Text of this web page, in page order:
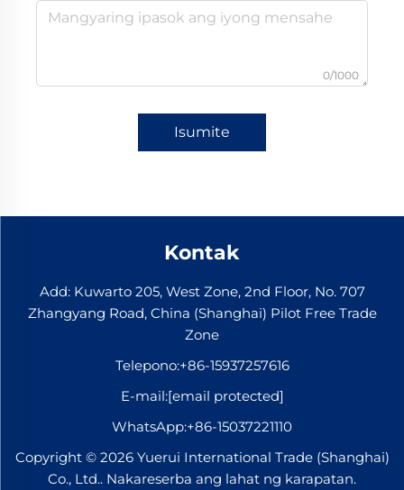
0/1000
Isumite
Kontak
Add: Kuwarto 205, West Zone, 2nd Floor, No. 707
Zhangyang Road, China (Shanghai) Pilot Free Trade
Zone
Telepono:+86-15937257616
E-mail:[email protected]
WhatsApp:+86-15037221110
Copyright © 2026 Yuerui International Trade (Shanghai)
Co., Ltd.. Nakareserba ang lahat ng karapatan.